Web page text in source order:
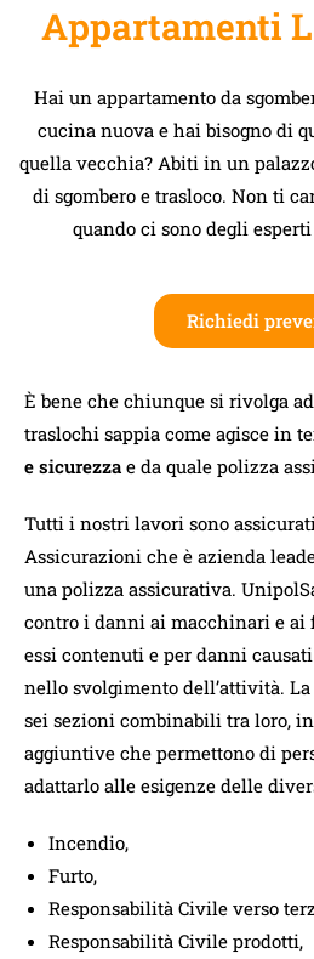
Appartamenti
Hai un appartamento da
cucina nuova e hai bisogno di
quella vecchia? Abiti in un
di sgombero e trasloco. Non ti
quando ci sono degli
Richiedi
È bene che chiunque si rivolga
traslochi sappia come agisce in
e sicurezza e da quale polizza
Tutti i nostri lavori sono
Assicurazioni che è azienda
una polizza assicurativa.
contro i danni ai macchinari e ai
essi contenuti e per danni
nello svolgimento dell’attività.
sei sezioni combinabili tra loro,
aggiuntive che permettono di
adattarlo alle esigenze delle
Incendio,
Furto,
Responsabilità Civile verso
Responsabilità Civile prodotti,